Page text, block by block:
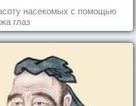
насекомых с помощью
глаз